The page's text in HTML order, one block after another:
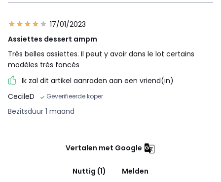
17/01/2023
Assiettes dessert ampm
Très belles assiettes. Il peut y avoir dans le lot certains
modèles très foncés
Ik zal dit artikel aanraden aan een vriend(in)
CecileD
Geverifieerde koper
Bezitsduur 1 maand
Vertalen met Google
Nuttig (1)
Melden